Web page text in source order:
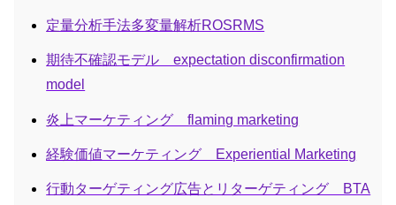
定量分析手法多変量解析ROSRMS
期待不確認モデル expectation disconfirmation
model
炎上マーケティング flaming marketing
経験価値マーケティング Experiential Marketing
行動ターゲティング広告とリターゲティング BTA